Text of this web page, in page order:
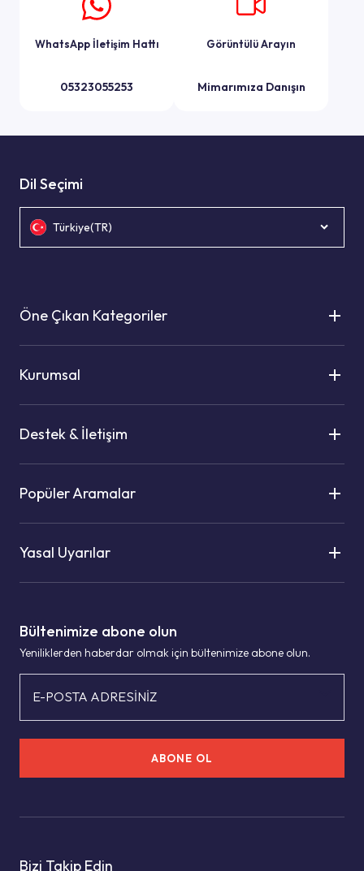
WhatsApp İletişim Hattı
05323055253
Görüntülü Arayın
Mimarımıza Danışın
Bültenimize abone olun
Yeniliklerden haberdar olmak için bültenimize abone olun.
E-POSTA ADRESİNİZ
ABONE OL
Bizi Takip Edin
Dil Seçimi
Türkiye(TR)
Öne Çıkan Kategoriler
Kurumsal
Destek & İletişim
Popüler Aramalar
Yasal Uyarılar